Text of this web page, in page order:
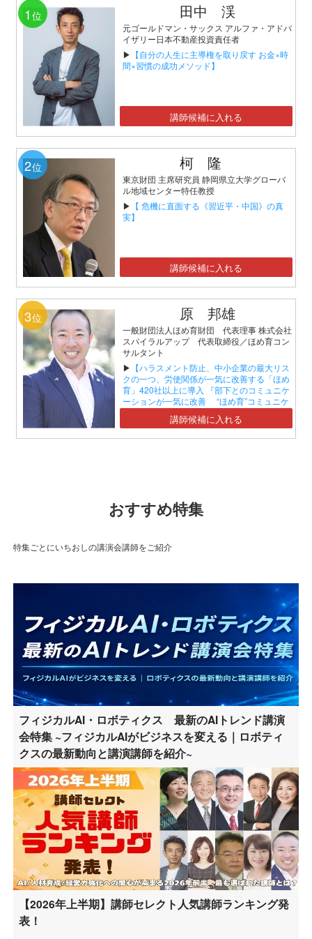
1 位 田中 渓
元ゴールドマン・サックス アルファ・アドバ
イザリー日本不動産投資責任者
▶ 【自分の人生に主導権を取り戻す お金×時
間×習慣の成功メソッド】
講師候補に入れる
2位 柯 隆
東京財団 主席研究員 静岡県立大学グローバ
ル地域センター特任教授
▶ 【 危機に直面する《習近平・中国》の真
実】
講師候補に入れる
3位 原 邦雄
一般財団法人ほめ育財団 代表理事 株式会社
スパイラルアップ 代表取締役／ほめ育コン
サルタント
▶ 【ハラスメント防止、中小企業の最大リス
クの一つ、労使関係が一気に改善する「ほめ
育」420社以上に導入 『部下とのコミュニケ
ーションが一気に改善 “ほめ育”コミュニケ
ーションセミナー』】講師候補に入れる
おすすめ特集
特集ごとにいちおしの講演会講師をご紹介
フィジカルAI・ロボティクス 最新のAIトレンド講演
会特集 ~フィジカルAIがビジネスを変える｜ロボティ
クスの最新動向と講演講師を紹介~
【2026年上半期】講師セレクト人気講師ランキング発
表！